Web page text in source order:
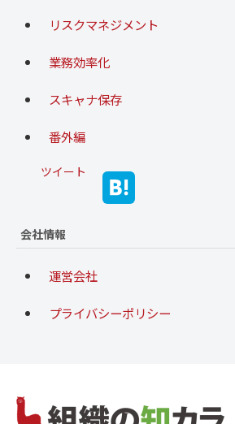
リスクマネジメント
業務効率化
スキャナ保存
番外編
ツイート
会社情報
運営会社
プライバシーポリシー